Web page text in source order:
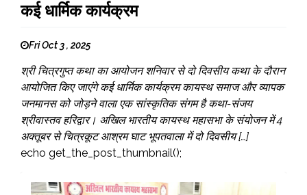
कई धार्मिक कार्यक्रम
Fri Oct 3 , 2025
श्री चित्रगुप्त कथा का आयोजन शनिवार से दो दिवसीय कथा के दौरान
आयोजित किए जाएंगे कई धार्मिक कार्यक्रम कायस्थ समाज और व्यापक
जनमानस को जोड़ने वाला एक सांस्कृतिक संगम है कथा-संजय
श्रीवास्तव हरिद्वार। अखिल भारतीय कायस्थ महासभा के संयोजन में 4
अक्तूबर से चित्रकूट आश्रम घाट भूपतवाला में दो दिवसीय […]
echo get_the_post_thumbnail();